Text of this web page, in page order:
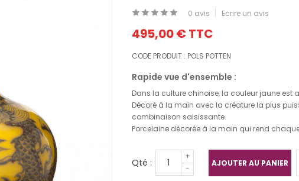
0 avis Ecrire un avis
495,00 € TTC
CODE PRODUIT : POLS POTTEN
Rapide vue d'ensemble :
Dans la culture chinoise, la couleur jaune est
Décoré à la main avec la créature la plus
combinaison saisissante.
Porcelaine décorée à la main qui rend
Qté :
+
-
AJOUTER AU PANIER